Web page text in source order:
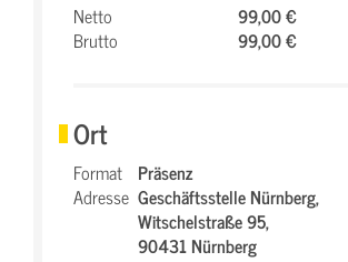
Netto
99,00 €
Brutto
99,00 €
Ort
Format Präsenz
Adresse Geschäftsstelle Nürnberg,
Witschelstraße 95,
90431 Nürnberg